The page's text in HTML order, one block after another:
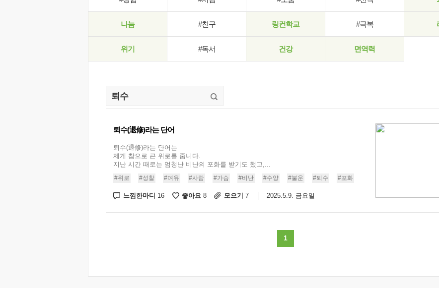
나눔 #친구 링컨학교 #극복
위기 #독서 건강 면역력
퇴수(退修)라는 단어
퇴수(退修)라는 단어는
제게 참으로 큰 위로를 줍니다.
지난 시간 때로는 엄청난 비난의 포화를 받기도 했고,...
#위로 #성찰 #여유 #사람 #가슴 #비난 #수양 #불운 #퇴수 #포화
느낌한마디 16 좋아요 8 모으기 7 2025.5.9. 금요일
1